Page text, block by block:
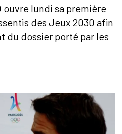
ouvre lundi sa première
des Jeux 2030 afin
du dossier porté par les